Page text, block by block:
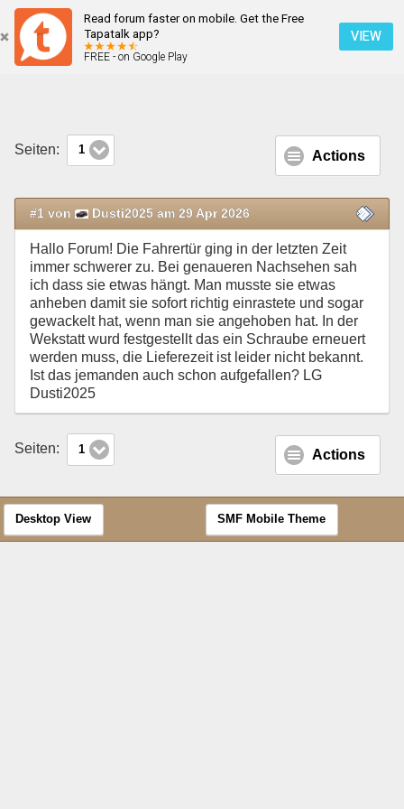
Read forum faster on mobile. Get the Free
Tapatalk app?
FREE - on Google Play
VIEW
Lockere Türhalterung
Seiten: 1 Actions
#1 von Dusti2025 am 29 Apr 2026
Hallo Forum! Die Fahrertür ging in der letzten Zeit
immer schwerer zu. Bei genaueren Nachsehen sah
ich dass sie etwas hängt. Man musste sie etwas
anheben damit sie sofort richtig einrastete und sogar
gewackelt hat, wenn man sie angehoben hat. In der
Wekstatt wurd festgestellt das ein Schraube erneuert
werden muss, die Lieferezeit ist leider nicht bekannt.
Ist das jemanden auch schon aufgefallen? LG
Dusti2025
Seiten: 1 Actions
Desktop View SMF Mobile Theme